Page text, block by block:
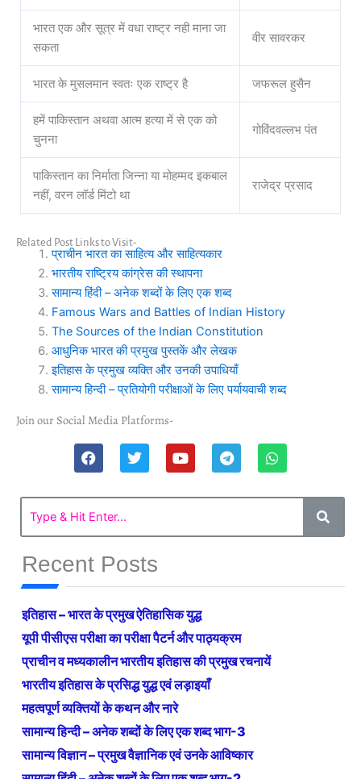
भारत एक और सूत्र में वधा राष्ट्र नही माना जा
सकता
वीर सावरकर
भारत के मुसलमान स्वतः एक राष्ट्र है जफरूल हुसैन
हमें पाकिस्तान अथवा आत्म हत्या में से एक को
चुनना
गोविंदवल्लभ पंत
पाकिस्तान का निर्माता जिन्ना या मोहम्मद इकबाल
नहीं, वरन लॉर्ड मिंटो था
राजेद्र प्रसाद
Related Post Links to Visit-
प्राचीन भारत का साहित्य और साहित्यकार
भारतीय राष्ट्रिय कांग्रेस की स्थापना
सामान्य हिंदी – अनेक शब्दों के लिए एक शब्द
Famous Wars and Battles of Indian History
The Sources of the Indian Constitution
आधुनिक भारत की प्रमुख पुस्तकें और लेखक
इतिहास के प्रमुख व्यक्ति और उनकी उपाधियाँ
सामान्य हिन्दी – प्रतियोगी परीक्षाओं के लिए पर्यायवाची शब्द
Join our Social Media Platforms-
F
a
c
e
o
o
T
w
i
t
r
Y
o
u
t
e
T
e
l
e
a
W
h
a
t
p
Recent Posts
इतिहास – भारत के प्रमुख ऐतिहासिक युद्ध
यूपी पीसीएस परीक्षा का परीक्षा पैटर्न और पाठ्यक्रम
प्राचीन व मध्यकालीन भारतीय इतिहास की प्रमुख रचनायें
भारतीय इतिहास के प्रसिद्ध युद्ध एवं लड़ाइयाँ
महत्वपूर्ण व्यक्तियों के कथन और नारे
सामान्य हिन्दी – अनेक शब्दों के लिए एक शब्द भाग-3
सामान्य विज्ञान – प्रमुख वैज्ञानिक एवं उनके आविष्कार